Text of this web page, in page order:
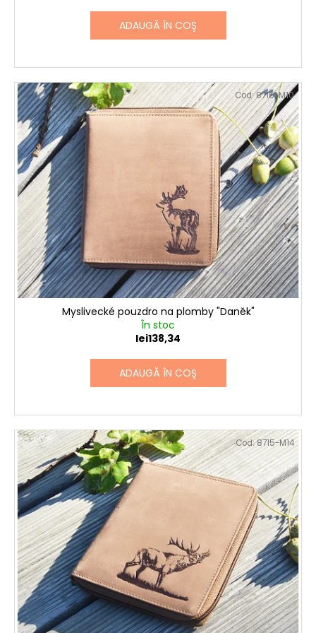
ADAUGĂ ÎN COŞ
Myslivecké pouzdro na plomby "Daněk"
În stoc
lei138,34
ADAUGĂ ÎN COŞ
Cod:8715-M10
Cod:8715-M14